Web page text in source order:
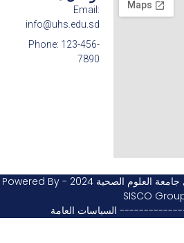
Email:
info@uhs.edu.sd
Phone: 123-456-
7890
جميع حقوق النشر محفوظة لدي جامعة العلوم الصحية 2024 - Powered By
SISCO
-------------- السياسات العامة